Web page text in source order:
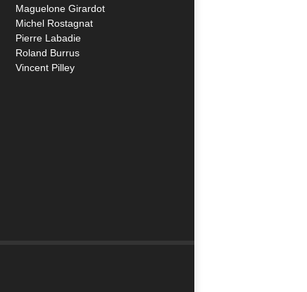
Maguelone Girardot
Michel Rostagnat
Pierre Labadie
Roland Burrus
Vincent Pilley